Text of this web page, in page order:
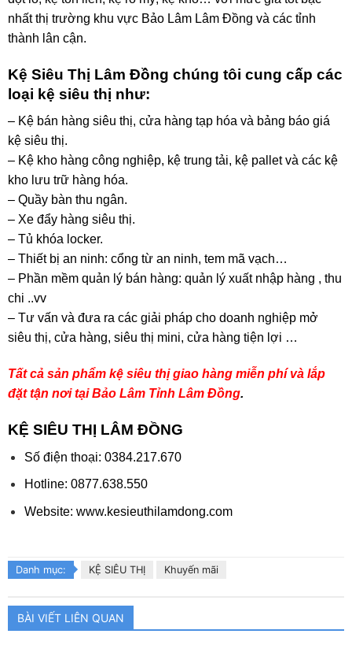
nhất thị trường khu vực Bảo Lâm Lâm Đồng và các tỉnh
thành lân cận.
Kệ Siêu Thị Lâm Đồng chúng tôi cung cấp các
loại kệ siêu thị như:
– Kệ bán hàng siêu thị, cửa hàng tạp hóa và bảng báo giá
kệ siêu thị.
– Kệ kho hàng công nghiệp, kệ trung tải, kệ pallet và các kệ
kho lưu trữ hàng hóa.
– Quầy bàn thu ngân.
– Xe đẩy hàng siêu thị.
– Tủ khóa locker.
– Thiết bị an ninh: cổng từ an ninh, tem mã vạch…
– Phần mềm quản lý bán hàng: quản lý xuất nhập hàng , thu
chi ..vv
– Tư vấn và đưa ra các giải pháp cho doanh nghiệp mở
siêu thị, cửa hàng, siêu thị mini, cửa hàng tiện lợi …
Tất cả sản phẩm kệ siêu thị giao hàng miễn phí và lắp
đặt tận nơi tại Bảo Lâm Tỉnh Lâm Đồng.
KỆ SIÊU THỊ LÂM ĐỒNG
Số điện thoại: 0384.217.670
Hotline: 0877.638.550
Website: www.kesieuthilamdong.com
Danh mục: KỆ SIÊU THỊ Khuyến mãi
BÀI VIẾT LIÊN QUAN